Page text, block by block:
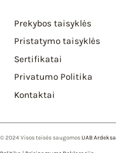
Prekybos taisyklės
Pristatymo taisyklės
Sertifikatai
Privatumo Politika
Kontaktai
© 2024 Visos teisės saugomosUAB Ardeksa